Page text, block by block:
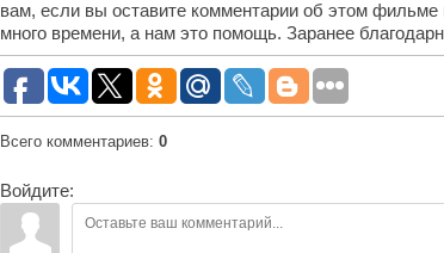
вам, если вы оставите комментарии об этом фильме
много времени, а нам это помощь. Заранее
Всего комментариев: 0
Войдите: